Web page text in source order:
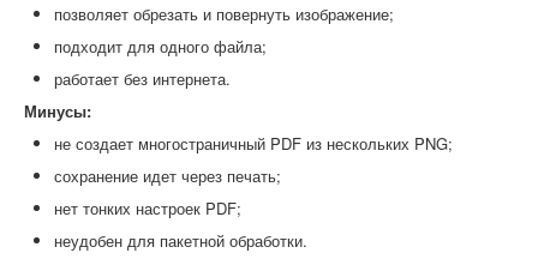
позволяет обрезать и повернуть изображение;
подходит для одного файла;
работает без интернета.
Минусы:
не создает многостраничный PDF из нескольких PNG;
сохранение идет через печать;
нет тонких настроек PDF;
неудобен для пакетной обработки.